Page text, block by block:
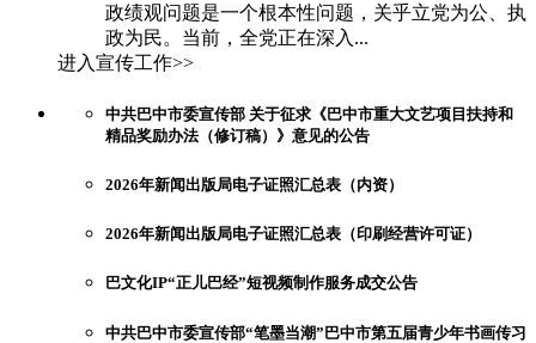
政绩观问题是一个根本性问题，关乎立党为公、执
政为民。当前，全党正在深入...
进入宣传工作>>
中共巴中市委宣传部 关于征求《巴中市重大文艺项目扶持和
精品奖励办法（修订稿）》意见的公告
2026年新闻出版局电子证照汇总表（内资）
2026年新闻出版局电子证照汇总表（印刷经营许可证）
巴文化IP“正儿巴经”短视频制作服务成交公告
中共巴中市委宣传部“笔墨当潮”巴中市第五届青少年书画传习